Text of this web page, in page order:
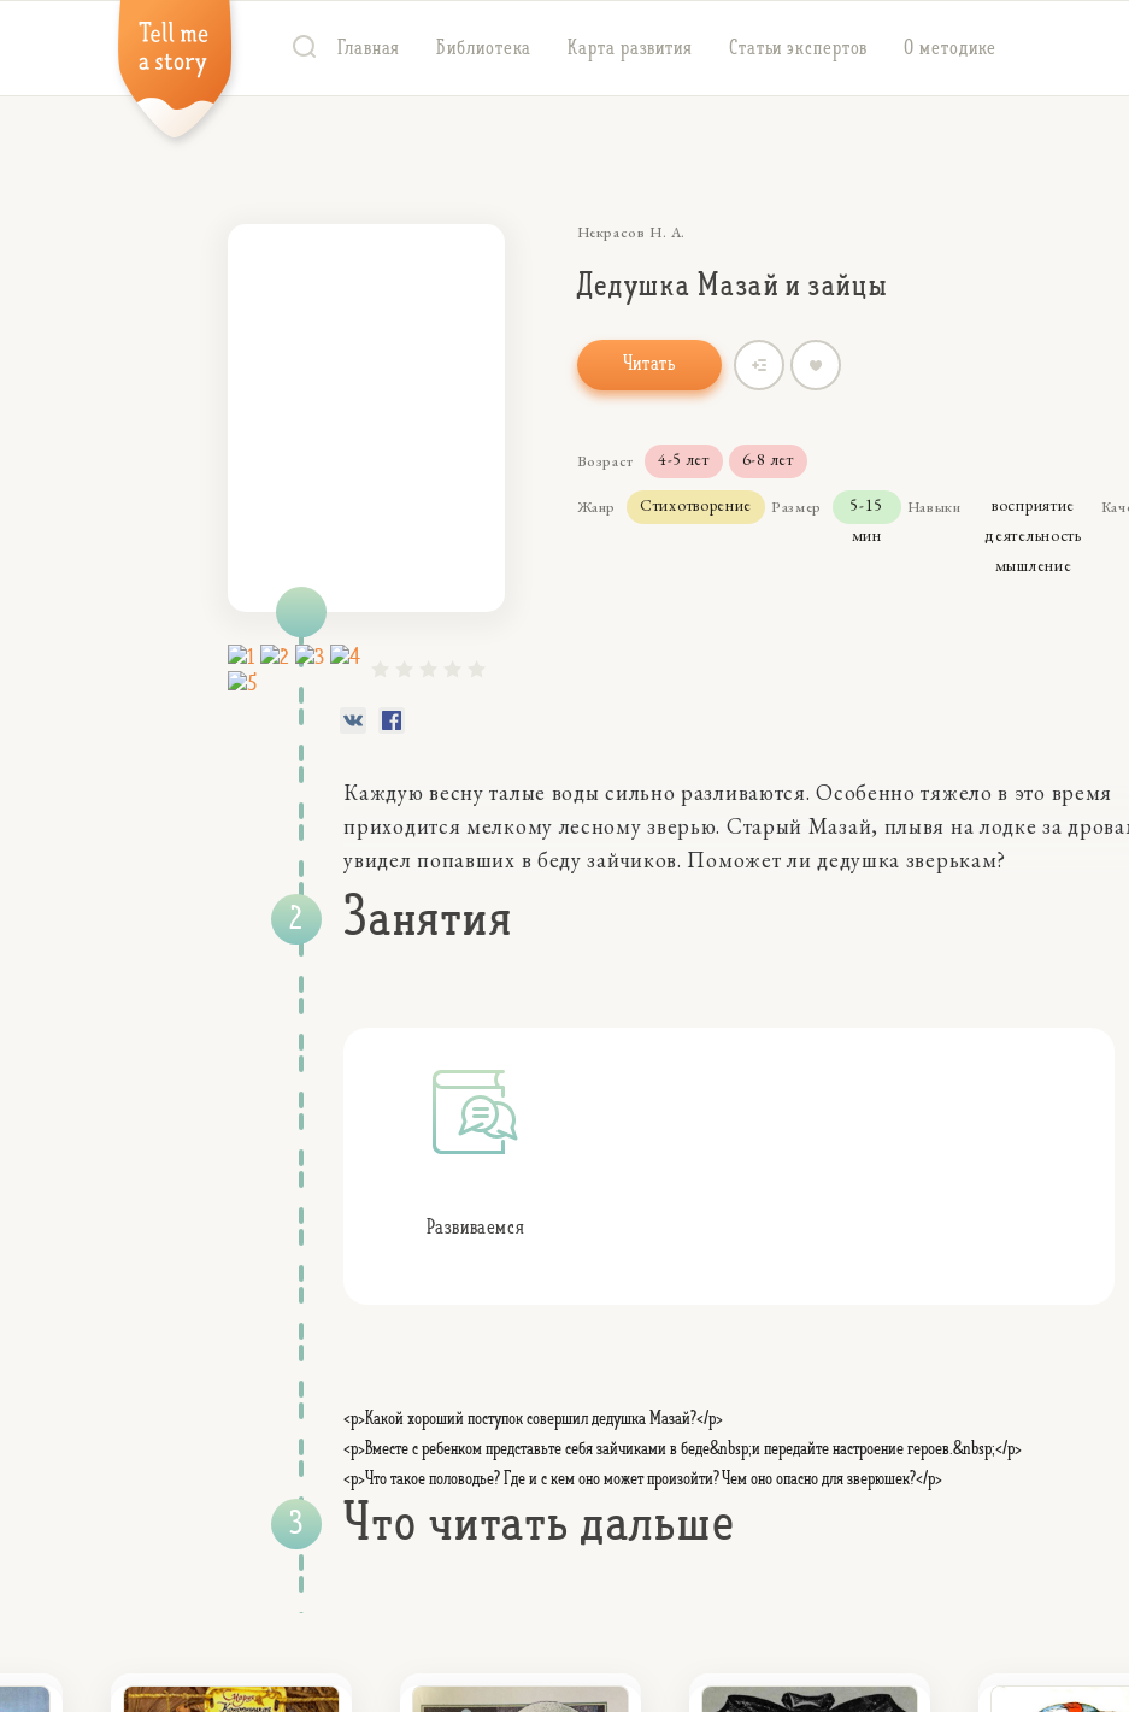
Главная Библиотека Карта развития Статьи экспертов О методике
Некрасов Н. А.
Дедушка Мазай и зайцы
Читать
Возраст 4-5 лет 6-8 лет
Жанр Стихотворение Размер
5-15
мин
Навыки
восприятие
деятельность
мышление
Каждую весну талые воды сильно разливаются. Особенно тяжело в это время
приходится мелкому лесному зверью. Старый Мазай, плывя на лодке за
увидел попавших в беду зайчиков. Поможет ли дедушка зверькам?
Занятия
Развиваемся
<p>Какой хороший поступок совершил дедушка Мазай?</p>
<p>Вместе с ребенком представьте себя зайчиками в беде&nbsp;и передайте настроение героев.&nbsp;</p>
<p>Что такое половодье? Где и с кем оно может произойти? Чем оно опасно для зверюшек?</p>
Что читать дальше